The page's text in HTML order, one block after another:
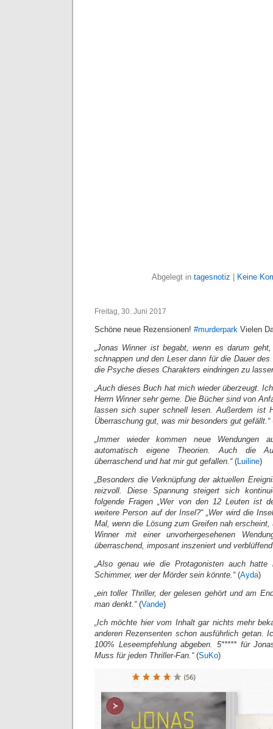
Abgelegt in tagesnotiz Keine
Freitag, 30. Juni 2017
Schöne neue Rezensionen! #murderpark Vielen
„Jonas Winner ist begabt, wenn es darum
schnappen und den Leser dann für die Dauer
die Psyche dieses Charakters eindringen zu
„Auch dieses Buch hat mich wieder überzeugt.
Herrn Winner sehr gerne. Die Bücher sind von
lassen sich super schnell lesen. Außerdem ist
Überraschung gut, was mir besonders gut gefällt.“
„Immer wieder kommen neue Wendungen
automatisch eigene Theorien. Auch die
überraschend und hat mir gut gefallen.“(Luiline)
„Besonders die Verknüpfung der aktuellen
reizvoll. Diese Spannung steigert sich
folgende Fragen „Wer von den 12 Leuten ist
weitere Person auf der Insel?“ „Wer wird die
Mal, wenn die Lösung zum Greifen nah
Winner mit einer unvorhergesehenen
überraschend, imposant inszeniert und
„Also genau wie die Protagonisten auch
Schimmer, wer der Mörder sein könnte.“(Ayda)
„ein toller Thriller, der gelesen gehört und am
man denkt.“(Vande)
„Ich möchte hier vom Inhalt gar nichts mehr
anderen Rezensenten schon ausführlich getan.
100% Leseempfehlung abgeben. 5***** für
Muss für jeden Thriller-Fan.“(SuKo)